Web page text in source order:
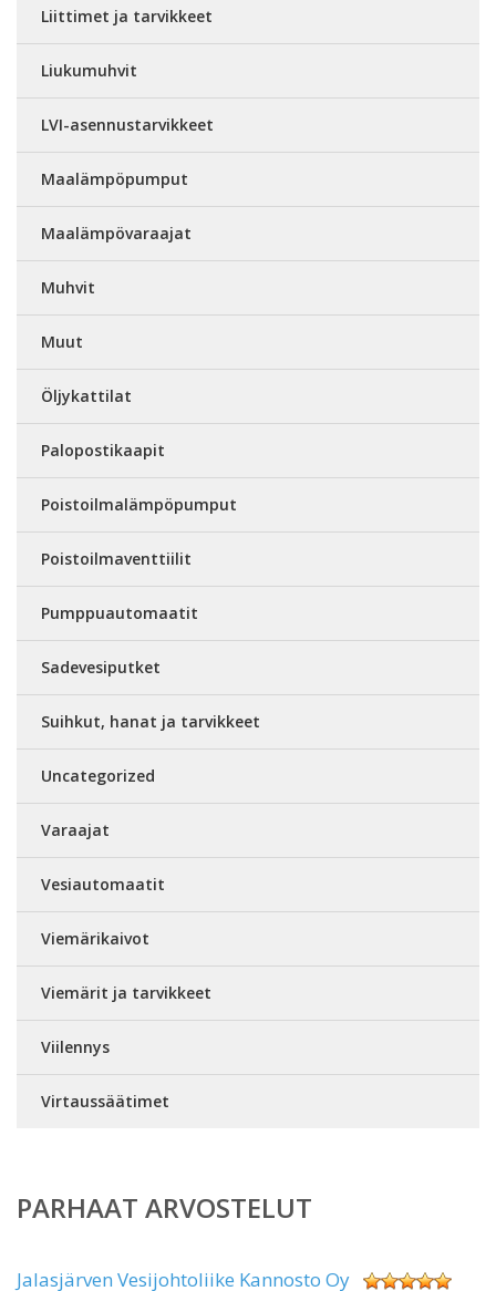
Liittimet ja tarvikkeet
Liukumuhvit
LVI-asennustarvikkeet
Maalämpöpumput
Maalämpövaraajat
Muhvit
Muut
Öljykattilat
Palopostikaapit
Poistoilmalämpöpumput
Poistoilmaventtiilit
Pumppuautomaatit
Sadevesiputket
Suihkut, hanat ja tarvikkeet
Uncategorized
Varaajat
Vesiautomaatit
Viemärikaivot
Viemärit ja tarvikkeet
Viilennys
Virtaussäätimet
PARHAAT ARVOSTELUT
Jalasjärven Vesijohtoliike Kannosto Oy